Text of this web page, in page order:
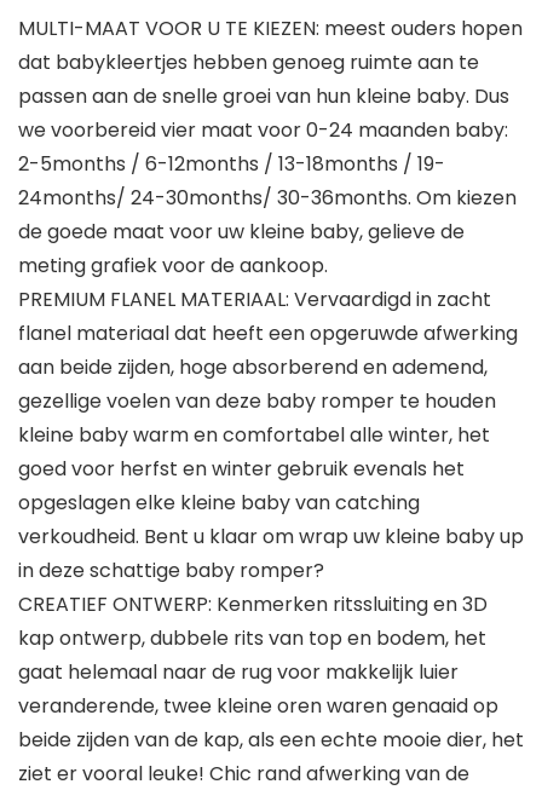
MULTI-MAAT VOOR U TE KIEZEN: meest ouders hopen
dat babykleertjes hebben genoeg ruimte aan te
passen aan de snelle groei van hun kleine baby. Dus
we voorbereid vier maat voor 0-24 maanden baby:
2-5months / 6-12months / 13-18months / 19-
24months/ 24-30months/ 30-36months. Om kiezen
de goede maat voor uw kleine baby, gelieve de
meting grafiek voor de aankoop.
PREMIUM FLANEL MATERIAAL: Vervaardigd in zacht
flanel materiaal dat heeft een opgeruwde afwerking
aan beide zijden, hoge absorberend en ademend,
gezellige voelen van deze baby romper te houden
kleine baby warm en comfortabel alle winter, het
goed voor herfst en winter gebruik evenals het
opgeslagen elke kleine baby van catching
verkoudheid. Bent u klaar om wrap uw kleine baby up
in deze schattige baby romper?
CREATIEF ONTWERP: Kenmerken ritssluiting en 3D
kap ontwerp, dubbele rits van top en bodem, het
gaat helemaal naar de rug voor makkelijk luier
veranderende, twee kleine oren waren genaaid op
beide zijden van de kap, als een echte mooie dier, het
ziet er vooral leuke! Chic rand afwerking van de